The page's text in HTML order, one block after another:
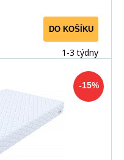
DO KOŠÍKU
1-3 týdny
-15%